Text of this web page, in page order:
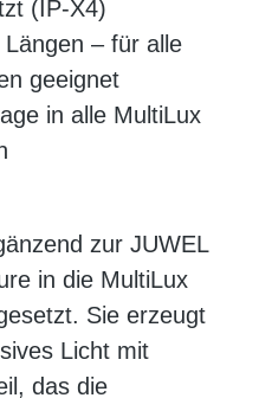
(IP-X4)
– für alle
geeignet
in alle MultiLux
zur JUWEL
in die MultiLux
Sie erzeugt
Licht mit
das die